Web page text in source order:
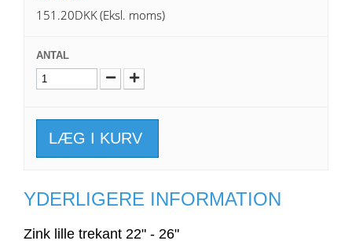
151.20DKK(Eksl. moms)
ANTAL
LÆG I KURV
YDERLIGERE INFORMATION
Zink lille trekant 22" - 26"